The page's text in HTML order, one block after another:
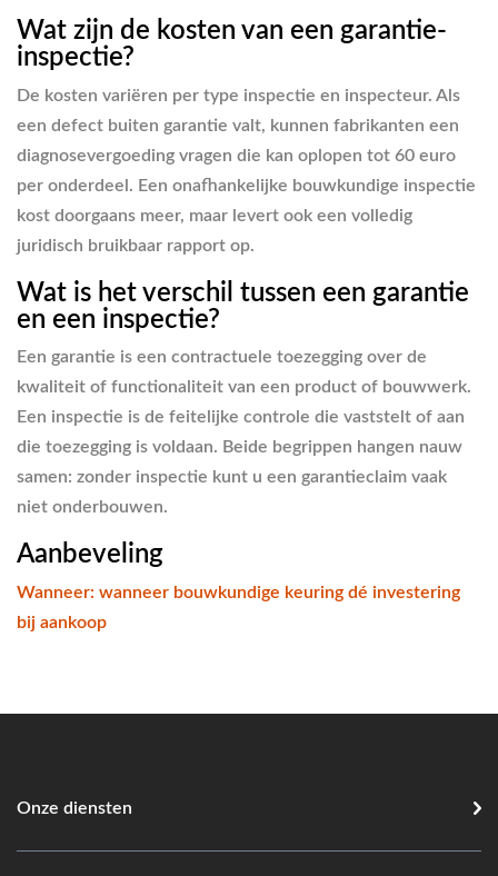
Wat zijn de kosten van een garantie-
inspectie?
De kosten variëren per type inspectie en inspecteur. Als
een defect buiten garantie valt, kunnen fabrikanten een
diagnosevergoeding vragen die kan oplopen tot 60 euro
per onderdeel. Een onafhankelijke bouwkundige inspectie
kost doorgaans meer, maar levert ook een volledig
juridisch bruikbaar rapport op.
Wat is het verschil tussen een garantie
en een inspectie?
Een garantie is een contractuele toezegging over de
kwaliteit of functionaliteit van een product of bouwwerk.
Een inspectie is de feitelijke controle die vaststelt of aan
die toezegging is voldaan. Beide begrippen hangen nauw
samen: zonder inspectie kunt u een garantieclaim vaak
niet onderbouwen.
Aanbeveling
Wanneer: wanneer bouwkundige keuring dé investering
bij aankoop
Onze diensten